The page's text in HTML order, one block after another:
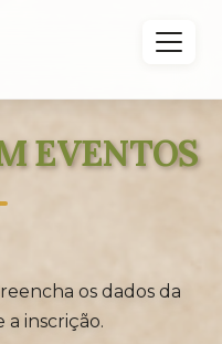
EVENTOS
os dados da
a inscrição.